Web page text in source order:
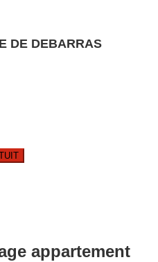
DE DEBARRAS
appartement